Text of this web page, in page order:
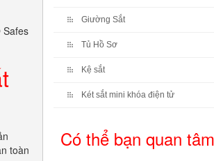
Safes
toàn
Giường Sắt
Tủ Hồ Sơ
Kệ sắt
Két sắt mini khóa điện tử
Có thể bạn quan tâm